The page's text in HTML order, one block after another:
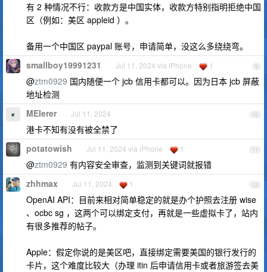
有 2 种情况不行：收款方是中国实体，收款方特别指明拒绝中国
区（例如：美区 appleid ）。
备用一个中国区 paypal 账号，申请简单，没这么多绕绕弯。
9
smallboy19991231 Jul 11, 2024 via iPhone 1
@ztm0929 国内随便一个 jcb 信用卡都可以。因为日本 jcb 屏蔽
地址检测
10
MEIerer Jul 11, 2024
港卡不知有没有被全禁了
11
potatowish Jul 11, 2024 via iPhone 1
@ztm0929 有内容安全审查，监测到关键词就报错
12
zhhmax Jul 11, 2024 1
OpenAI API：目前来相对简单稳定的就是办个护照去注册 wise
、ocbc sg ，这两个可以绑定支付，再就是一些虚拟卡了，站内
有很多推荐的帖子。
Apple：假定你说的是美区吧，直接绑定需要美国的银行发行的
卡片，这个难度比较大（办理 itin 后申请信用卡或者旅游签去美